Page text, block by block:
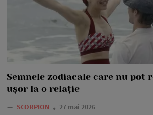
Semnele zodiacale care nu pot
ușor la o relație
— SCORPION 27 mai 2026